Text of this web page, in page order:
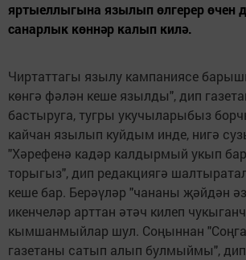
яртыеллыгына язылып өлгерер өчен
санарлык көннәр калып килә.
Чиртаттагы язылу кампаниясе
көнгә фәлән кеше язылды", дип
бастыруга, тугры укучыларыбыз
кайчан язылып куйдым инде, нигә
"Хәрефенә кадәр калдырмый укып
торыгыз", дип редакциягә
кеше бар. Берәүләр "чананы җәйдән
икенчеләр арттан әтәч килеп
кымшанмыйлар шул. Соңыннан
газетаны сатып алып булмыймы",